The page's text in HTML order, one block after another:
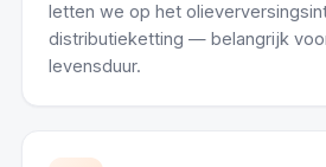
letten we op het
distributieketting — belangrijk
levensduur.